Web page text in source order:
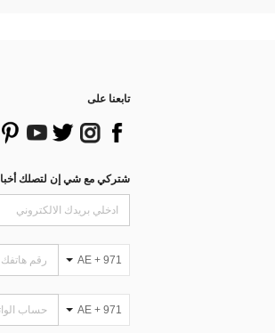
تابعنا على
شتركي مع شي إن لتصلك
AE + 971
AE + 971